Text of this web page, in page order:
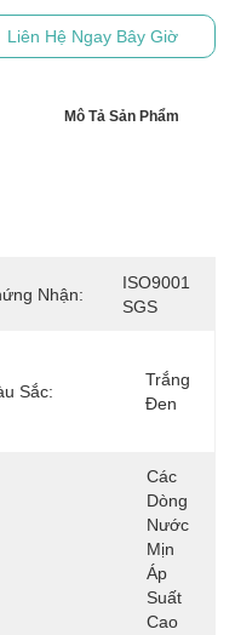
Liên Hệ Ngay Bây Giờ
Mô Tả Sản Phẩm
Nhận:
ISO9001
SGS
Sắc:
Trắng
Đen
Các
Dòng
Nước
Mịn
Áp
Suất
Cao